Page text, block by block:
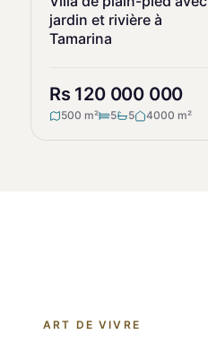
jardin et rivière à
Tamarina
Rs 120 000 000
500 m² 5 5 4000 m²
ART DE VIVRE